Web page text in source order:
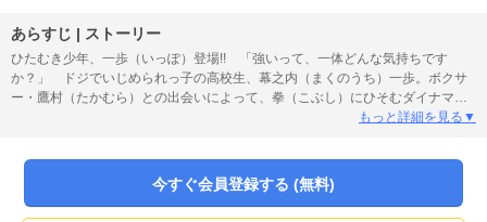
あらすじ | ストーリー
ひたむき少年、一歩（いっぽ）登場!! 「強いって、一体どんな気持ちです
か？」 ドジでいじめられっ子の高校生、幕之内（まくのうち）一歩。ボクサ
ー・鷹村（たかむら）との出会いによって、拳（こぶし）にひそむダイナマイ
トパンチを呼び起こした！ プロボクサーへの夢を抱いた一歩は、鴨川（かも
編!!
もっと詳細を見る▼
今すぐ会員登録する (無料)